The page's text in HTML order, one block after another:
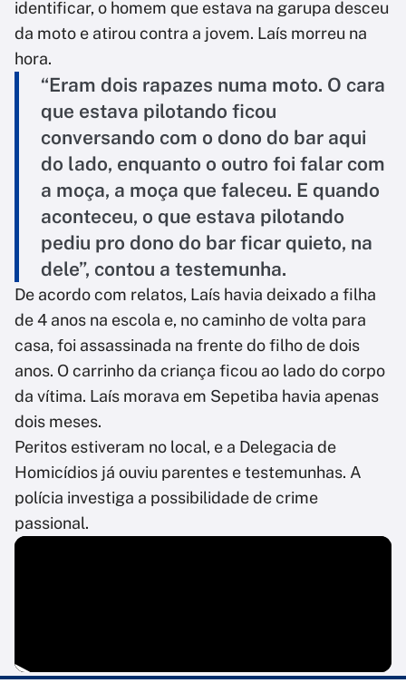
identificar, o homem que estava na garupa desceu
da moto e atirou contra a jovem. Laís morreu na
hora.
“Eram dois rapazes numa moto. O cara
que estava pilotando ficou
conversando com o dono do bar aqui
do lado, enquanto o outro foi falar com
a moça, a moça que faleceu. E quando
aconteceu, o que estava pilotando
pediu pro dono do bar ficar quieto, na
dele”, contou a testemunha.
De acordo com relatos, Laís havia deixado a filha
de 4 anos na escola e, no caminho de volta para
casa, foi assassinada na frente do filho de dois
anos. O carrinho da criança ficou ao lado do corpo
da vítima. Laís morava em Sepetiba havia apenas
dois meses.
Peritos estiveram no local, e a Delegacia de
Homicídios já ouviu parentes e testemunhas. A
polícia investiga a possibilidade de crime
passional.